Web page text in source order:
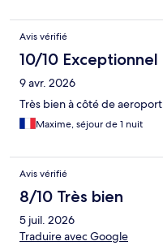
Avis vérifié
10/10 Exceptionnel
9 avr. 2026
Très bien à côté de aeroport
Maxime, séjour de 1 nuit
Avis vérifié
8/10 Très bien
5 juil. 2026
Traduire avec Google